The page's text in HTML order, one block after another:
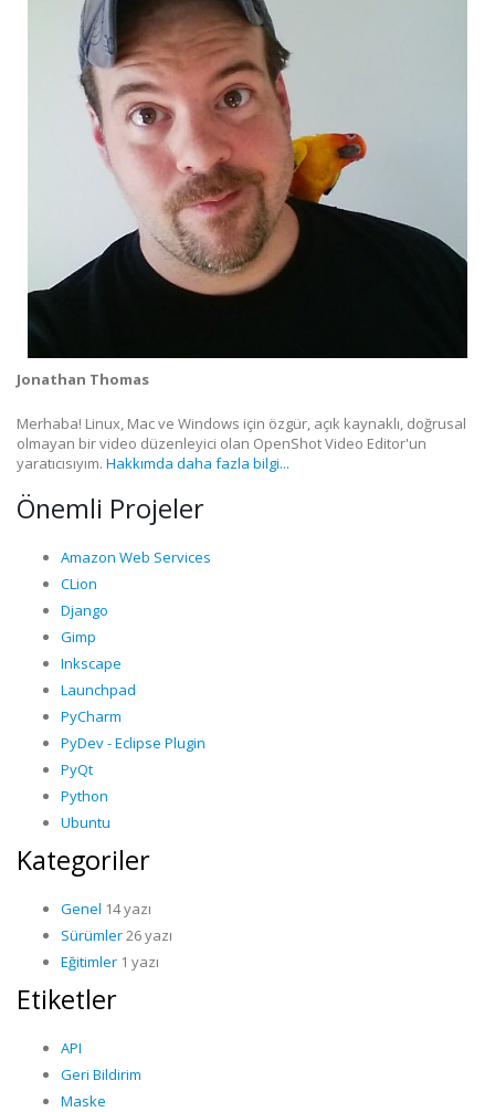
Jonathan Thomas
Merhaba! Linux, Mac ve Windows için özgür, açık kaynaklı, doğrusal
olmayan bir video düzenleyici olan OpenShot Video Editor'un
yaratıcısıyım. Hakkımda daha fazla bilgi...
Önemli Projeler
Amazon Web Services
CLion
Django
Gimp
Inkscape
Launchpad
PyCharm
PyDev - Eclipse Plugin
PyQt
Python
Ubuntu
Kategoriler
Genel 14 yazı
Sürümler26 yazı
Eğitimler 1 yazı
Etiketler
API
Geri Bildirim
Maske